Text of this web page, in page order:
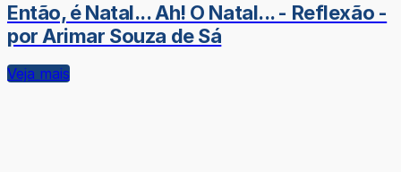
Então, é Natal... Ah! O Natal... - Reflexão -
por Arimar Souza de Sá
Veja mais